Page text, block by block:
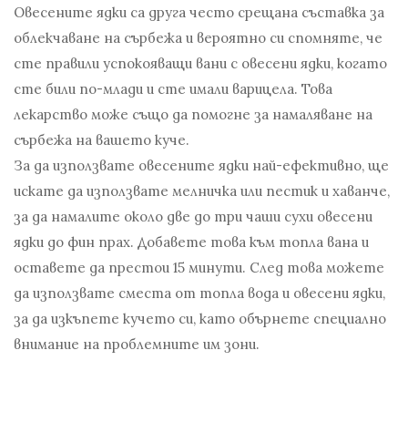
Овесените ядки са друга често срещана съставка за
облекчаване на сърбежа и вероятно си спомняте, че
сте правили успокояващи вани с овесени ядки, когато
сте били по-млади и сте имали варицела. Това
лекарство може също да помогне за намаляване на
сърбежа на вашето куче.
За да използвате овесените ядки най-ефективно, ще
искате да използвате мелничка или пестик и хаванче,
за да намалите около две до три чаши сухи овесени
ядки до фин прах. Добавете това към топла вана и
оставете да престои 15 минути. След това можете
да използвате сместа от топла вода и овесени ядки,
за да изкъпете кучето си, като обърнете специално
внимание на проблемните им зони.